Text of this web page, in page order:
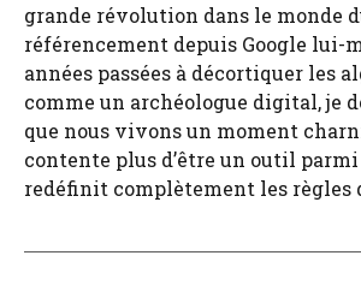
grande révolution dans le monde
référencement depuis Google lui-
années passées à décortiquer les
comme un archéologue digital, je
que nous vivons un moment
contente plus d’être un outil parmi
redéfinit complètement les règles